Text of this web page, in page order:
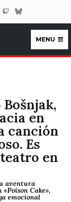
MENU
en
canción
Es
en
aventura
Cake»,
emocional